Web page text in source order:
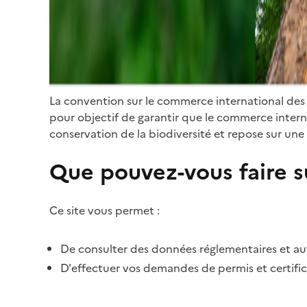
La convention sur le commerce international
pour objectif de garantir que le commerce
conservation de la biodiversité et repose sur
Que pouvez-vous faire
Ce site vous permet :
De consulter des données réglementaires et
D'effectuer vos demandes de permis et